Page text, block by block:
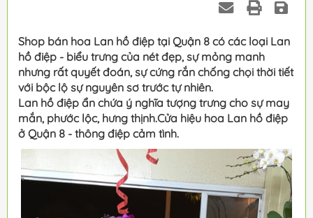
Shop bán hoa Lan hồ điệp tại Quận 8 có các loại Lan
hồ điệp - biểu trưng của nét đẹp, sự mỏng manh
nhưng rất quyết đoán, sự cứng rắn chống chọi thời tiết
với bộc lộ sự nguyên sơ trước tự nhiên.
Lan hồ điệp ẩn chứa ý nghĩa tượng trưng cho sự may
mắn, phước lộc, hưng thịnh.Cửa hiệu hoa Lan hồ điệp
ở Quận 8 - thông điệp cảm tình.